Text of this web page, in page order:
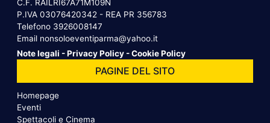
C.F. RAILRI67A71M109N
P.IVA 03076420342 - REA PR 356783
Telefono 3926008147
Email nonsoloeventiparma@yahoo.it
Note legali -Privacy Policy -Cookie Policy
PAGINE DEL SITO
Homepage
Eventi
Spettacoli e Cinema